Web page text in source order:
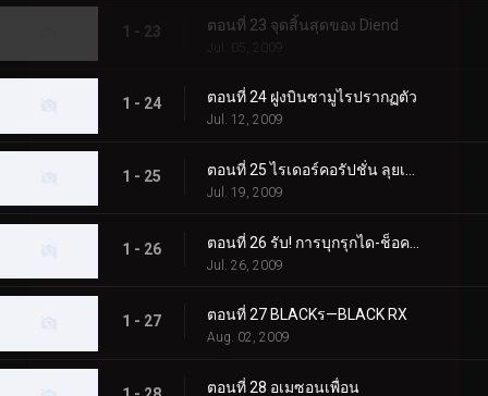
1 - 23 ตอนที่ 23 จุดสิ้นสุดของ Diend
Jul. 05, 2009
1 - 24 ตอนที่ 24 ฝูงบินซามูไรปรากฏตัว
Jul. 12, 2009
1 - 25
Jul. 19, 2009
1 - 26
Jul. 26, 2009
1 - 27 ตอนที่ 27 BLACKร—BLACK RX
Aug. 02, 2009
ตอนที่ 28 อเมซอนเพื่อน